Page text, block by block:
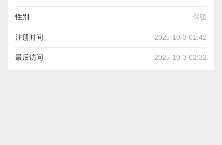
性别 保密
注册时间 2025-10-3 01:42
最后访问 2025-10-3 02:32